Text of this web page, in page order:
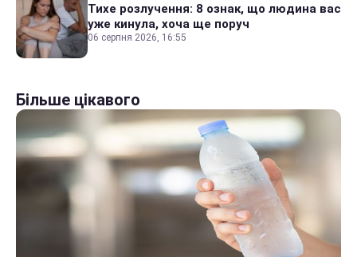
Тихе розлучення: 8 ознак, що людина вас
уже кинула, хоча ще поруч
06 серпня 2026, 16:55
Більше цікавого